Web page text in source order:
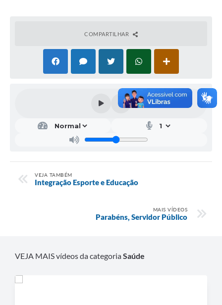
COMPARTILHAR
VEJA TAMBÉM
Integração Esporte e Educação
MAIS VÍDEOS
Parabéns, Servidor Público
VEJA MAIS vídeos da categoriaSaúde